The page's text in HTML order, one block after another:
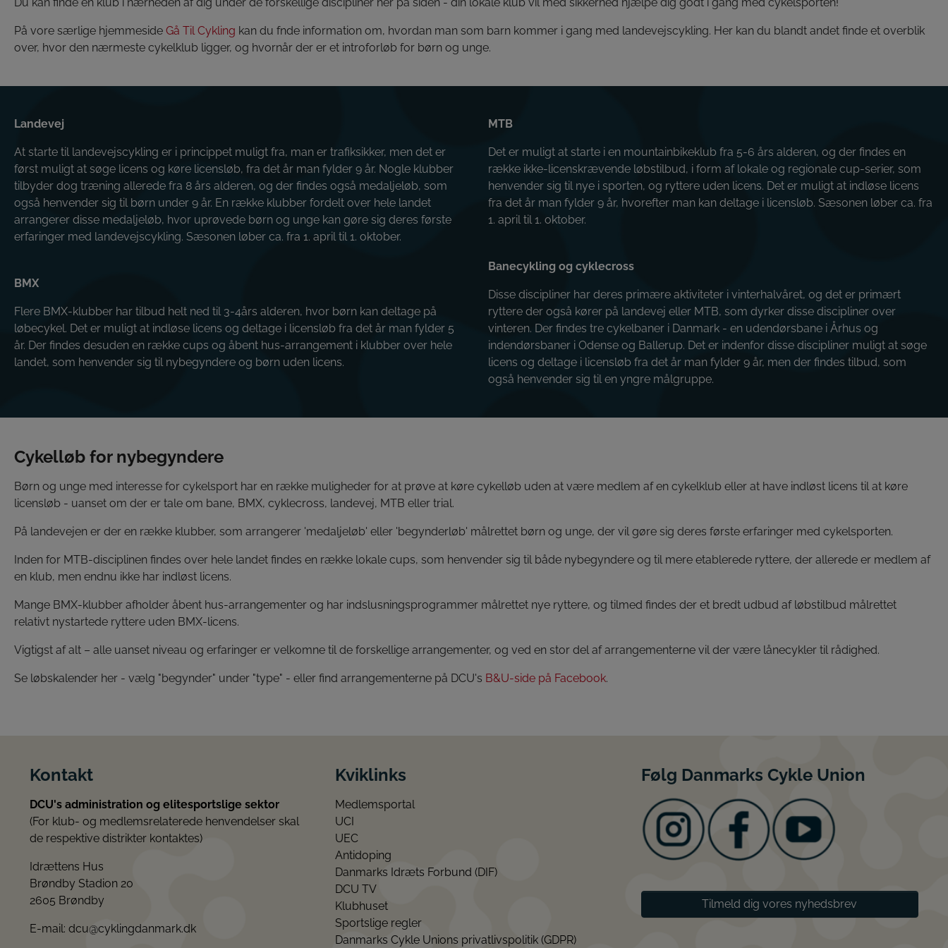
På vore særlige hjemmeside Gå Til Cykling kan du fnde information om, hvordan man som barn kommer i gang med landevejscykling. Her kan du blandt andet finde et overblik
over, hvor den nærmeste cykelklub ligger, og hvornår der er et introforløb for børn og unge.
Landevej
At starte til landevejscykling er i princippet muligt fra, man er trafiksikker, men det er
først muligt at søge licens og køre licensløb, fra det år man fylder 9 år. Nogle klubber
tilbyder dog træning allerede fra 8 års alderen, og der findes også medaljeløb, som
også henvender sig til børn under 9 år. En række klubber fordelt over hele landet
arrangerer disse medaljeløb, hvor uprøvede børn og unge kan gøre sig deres første
erfaringer med landevejscykling. Sæsonen løber ca. fra 1. april til 1. oktober.
BMX
Flere BMX-klubber har tilbud helt ned til 3-4års alderen, hvor børn kan deltage på
løbecykel. Det er muligt at indløse licens og deltage i licensløb fra det år man fylder 5
år. Der findes desuden en række cups og åbent hus-arrangement i klubber over hele
landet, som henvender sig til nybegyndere og børn uden licens.
MTB
Det er muligt at starte i en mountainbikeklub fra 5-6 års alderen, og der findes en
række ikke-licenskrævende løbstilbud, i form af lokale og regionale cup-serier, som
henvender sig til nye i sporten, og ryttere uden licens. Det er muligt at indløse licens
fra det år man fylder 9 år, hvorefter man kan deltage i licensløb. Sæsonen løber ca. fra
1. april til 1. oktober.
Banecykling og cyklecross
Disse discipliner har deres primære aktiviteter i vinterhalvåret, og det er primært
ryttere der også kører på landevej eller MTB, som dyrker disse discipliner over
vinteren. Der findes tre cykelbaner i Danmark - en udendørsbane i Århus og
indendørsbaner i Odense og Ballerup. Det er indenfor disse discipliner muligt at søge
licens og deltage i licensløb fra det år man fylder 9 år, men der findes tilbud, som
også henvender sig til en yngre målgruppe.
Cykelløb for nybegyndere
Børn og unge med interesse for cykelsport har en række muligheder for at prøve at køre cykelløb uden at være medlem af en cykelklub eller at have indløst licens til at køre
licensløb - uanset om der er tale om bane, BMX, cyklecross, landevej, MTB eller trial.
På landevejen er der en række klubber, som arrangerer 'medaljeløb' eller 'begynderløb' målrettet børn og unge, der vil gøre sig deres første erfaringer med cykelsporten.
Inden for MTB-disciplinen findes over hele landet findes en række lokale cups, som henvender sig til både nybegyndere og til mere etablerede ryttere, der allerede er medlem af
en klub, men endnu ikke har indløst licens.
Mange BMX-klubber afholder åbent hus-arrangementer og har indslusningsprogrammer målrettet nye ryttere, og tilmed findes der et bredt udbud af løbstilbud målrettet
relativt nystartede ryttere uden BMX-licens.
Vigtigst af alt – alle uanset niveau og erfaringer er velkomne til de forskellige arrangementer, og ved en stor del af arrangementerne vil der være lånecykler til rådighed.
Se løbskalender her - vælg "begynder" under "type" - eller find arrangementerne på DCU's B&U-side på Facebook.
Kontakt
DCU's administration og elitesportslige sektor
(For klub- og medlemsrelaterede henvendelser skal
de respektive distrikter kontaktes)
Idrættens Hus
Brøndby Stadion 20
2605 Brøndby
E-mail: dcu@cyklingdanmark.dk
Kviklinks
Medlemsportal
UCI
UEC
Antidoping
Danmarks Idræts Forbund (DIF)
DCU TV
Klubhuset
Sportslige regler
Danmarks Cykle Unions privatlivspolitik (GDPR)
Følg Danmarks Cykle Union
Tilmeld dig vores nyhedsbrev